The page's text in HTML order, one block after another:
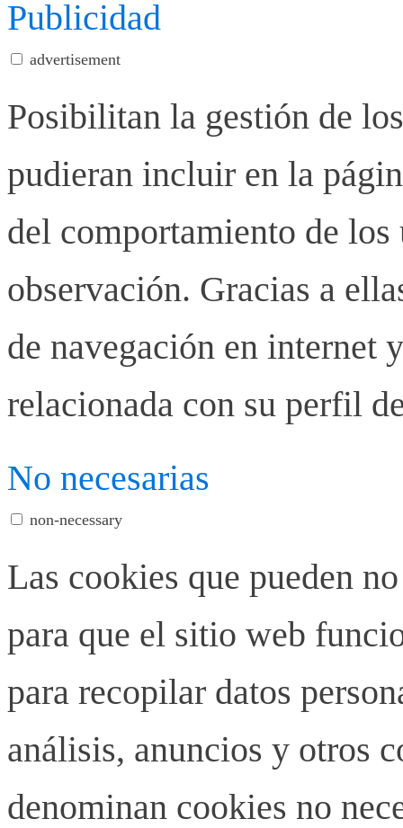
Publicidad
advertisement
Posibilitan la gestión de
pudieran incluir en la
del comportamiento de los
observación. Gracias a
de navegación en internet
relacionada con su perfil
No necesarias
non-necessary
Las cookies que pueden
para que el sitio web
para recopilar datos
análisis, anuncios y otros
denominan cookies no